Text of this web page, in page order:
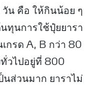
น คือ ให้กินน้อย ๆ
ทุนการใช้ปุ๋ยยารา
กรด A, B กว่า 80
วไปอยู่ที่ 800
นส่วนมาก ยาราไม่